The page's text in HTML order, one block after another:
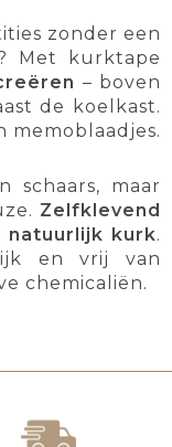
zonder een
Met kurktape
– boven
de koelkast.
memoblaadjes.
schaars, maar
Zelfklevend
natuurlijk kurk.
en vrij van
chemicaliën.